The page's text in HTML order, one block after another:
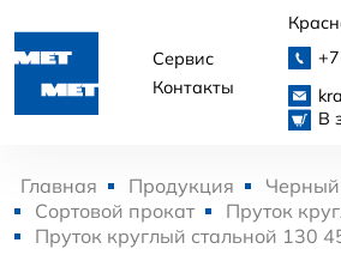
Сервис
Контакты
В
Главная Продукция
Черный
Сортовой прокат
Пруток
Пруток круглый стальной 130